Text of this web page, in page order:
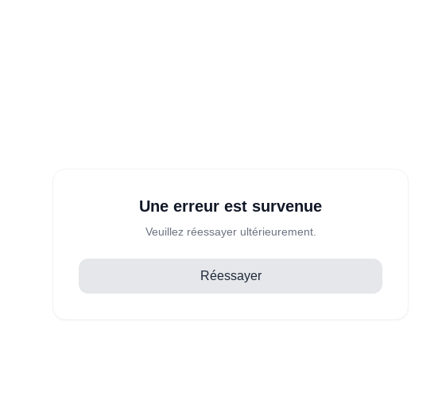
Une erreur est survenue
Veuillez réessayer ultérieurement.
Réessayer